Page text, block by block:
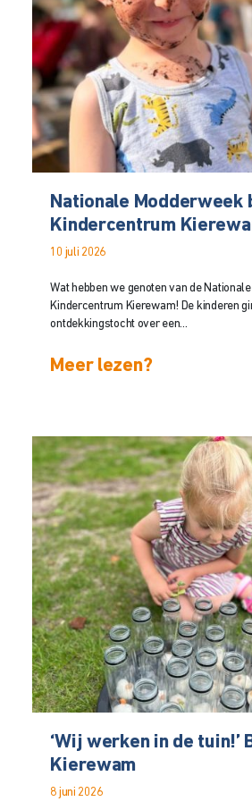
Nationale Modderweek
Kindercentrum
10 juli 2026
Wat hebben we genoten van de
Kindercentrum Kierewam! De kinderen
ontdekkingstocht over een...
Meer lezen?
‘Wij werken in de tuin!’
Kierewam
8 juni 2026